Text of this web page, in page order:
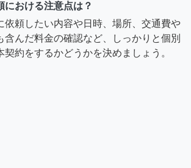
における注意点は？
依頼したい内容や日時、場所、交通費や
含んだ料金の確認など、しっかりと個別
約をするかどうかを決めましょう。